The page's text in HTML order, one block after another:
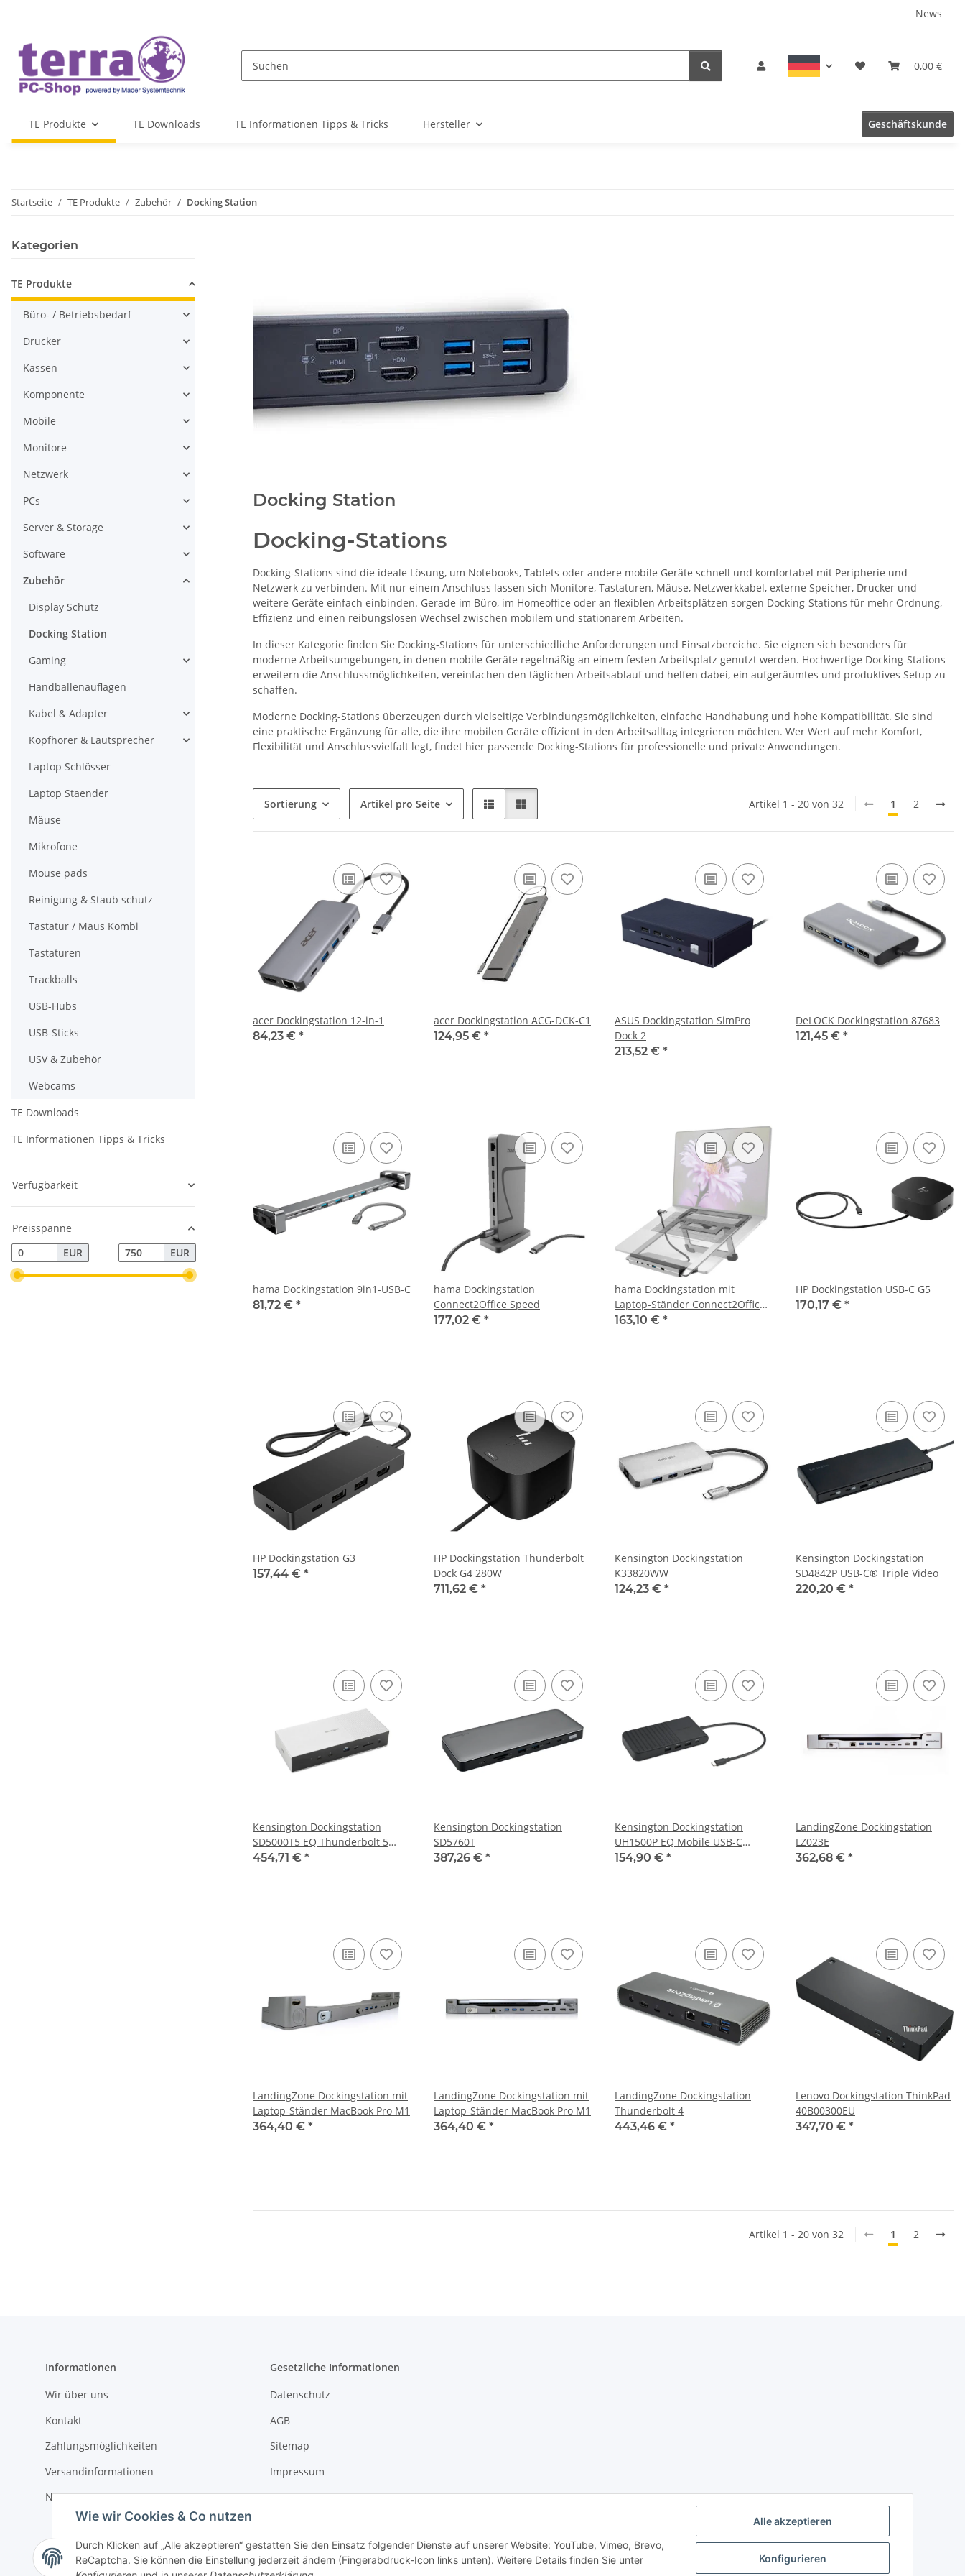
Alle akzeptieren
Konfigurieren
Wie wir Cookies & Co nutzen
Durch Klicken auf „Alle akzeptieren“ gestatten Sie den Einsatz folgender Dienste auf unserer Website: YouTube, Vimeo, Brevo,
ReCaptcha. Sie können die Einstellung jederzeit ändern (Fingerabdruck-Icon links unten). Weitere Details finden Sie unter
News
0,00 €
TE Produkte TE Downloads TE Informationen Tipps & Tricks Hersteller Geschäftskunde
Startseite TE Produkte Zubehör Docking Station
Docking Station
Docking-Stations
Docking-Stations sind die ideale Lösung, um Notebooks, Tablets oder andere mobile Geräte schnell und komfortabel mit Peripherie und
Netzwerk zu verbinden. Mit nur einem Anschluss lassen sich Monitore, Tastaturen, Mäuse, Netzwerkkabel, externe Speicher, Drucker und
weitere Geräte einfach einbinden. Gerade im Büro, im Homeoffice oder an flexiblen Arbeitsplätzen sorgen Docking-Stations für mehr Ordnung,
Effizienz und einen reibungslosen Wechsel zwischen mobilem und stationärem Arbeiten.
In dieser Kategorie finden Sie Docking-Stations für unterschiedliche Anforderungen und Einsatzbereiche. Sie eignen sich besonders für
moderne Arbeitsumgebungen, in denen mobile Geräte regelmäßig an einem festen Arbeitsplatz genutzt werden. Hochwertige Docking-Stations
erweitern die Anschlussmöglichkeiten, vereinfachen den täglichen Arbeitsablauf und helfen dabei, ein aufgeräumtes und produktives Setup zu
schaffen.
Moderne Docking-Stations überzeugen durch vielseitige Verbindungsmöglichkeiten, einfache Handhabung und hohe Kompatibilität. Sie sind
eine praktische Ergänzung für alle, die ihre mobilen Geräte effizient in den Arbeitsalltag integrieren möchten. Wer Wert auf mehr Komfort,
Flexibilität und Anschlussvielfalt legt, findet hier passende Docking-Stations für professionelle und private Anwendungen.
Sortierung Artikel pro Seite Artikel 1 - 20 von 32 1 2
acer Dockingstation 12-in-1
84,23 € *
acer Dockingstation ACG-DCK-C1
124,95 € *
ASUS Dockingstation SimPro
Dock 2
213,52 € *
DeLOCK Dockingstation 87683
121,45 € *
hama Dockingstation 9in1-USB-C
81,72 € *
hama Dockingstation
Connect2Office Speed
177,02 € *
hama Dockingstation mit
Laptop-Ständer Connect2Office
Stand
163,10 € *
HP Dockingstation USB-C G5
170,17 € *
HP Dockingstation G3
157,44 € *
HP Dockingstation Thunderbolt
Dock G4 280W
711,62 € *
Kensington Dockingstation
K33820WW
124,23 € *
Kensington Dockingstation
SD4842P USB-C® Triple Video
220,20 € *
Kensington Dockingstation
SD5000T5 EQ Thunderbolt 5
Triple 4K K35201EU
454,71 € *
Kensington Dockingstation
SD5760T
387,26 € *
Kensington Dockingstation
UH1500P EQ Mobile USB-C
Triple Video
154,90 € *
LandingZone Dockingstation
LZ023E
362,68 € *
LandingZone Dockingstation mit
Laptop-Ständer MacBook Pro M1
364,40 € *
LandingZone Dockingstation mit
Laptop-Ständer MacBook Pro M1
364,40 € *
LandingZone Dockingstation
Thunderbolt 4
443,46 € *
Lenovo Dockingstation ThinkPad
40B00300EU
347,70 € *
Artikel 1 - 20 von 32 1 2
Kategorien
TE Produkte
Büro- / Betriebsbedarf
Drucker
Kassen
Komponente
Mobile
Monitore
Netzwerk
PCs
Server & Storage
Software
Zubehör
Display Schutz
Docking Station
Gaming
Handballenauflagen
Kabel & Adapter
Kopfhörer & Lautsprecher
Laptop Schlösser
Laptop Staender
Mäuse
Mikrofone
Mouse pads
Reinigung & Staub schutz
Tastatur / Maus Kombi
Tastaturen
Trackballs
USB-Hubs
USB-Sticks
USV & Zubehör
Webcams
TE Downloads
TE Informationen Tipps & Tricks
Verfügbarkeit
Preisspanne
EUR
EUR
Informationen
Wir über uns
Kontakt
Zahlungsmöglichkeiten
Versandinformationen
Newsletter Anmeldung
Gesetzliche Informationen
Datenschutz
AGB
Sitemap
Impressum
Batteriegesetzhinweise